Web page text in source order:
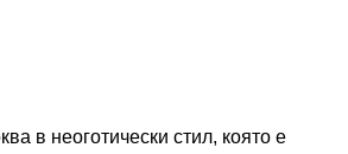
в неоготически стил, която е